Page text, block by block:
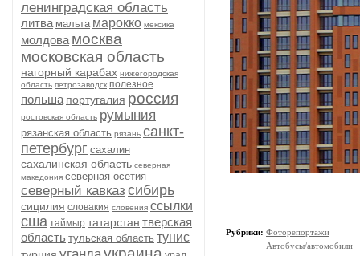
ленинградская область
литва мальта марокко мексика
молдова москва
московская область
нагорный карабах нижегородская
область петрозаводск полезное
польша португалия россия
ростовская область румыния
рязанская область рязань санкт-
петербург сахалин
сахалинская область северная
македония северная осетия
северный кавказ сибирь
сицилия словакия словения ссылки
сша таймыр татарстан тверская
область тульская область тунис Рубрики: Фоторепортажи
Автобусы/автомобили